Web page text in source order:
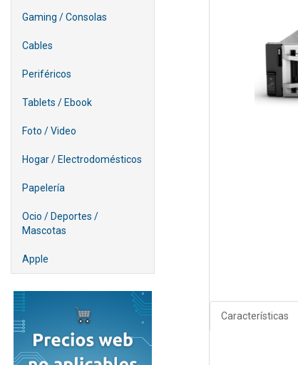
Gaming / Consolas
Cables
Periféricos
Tablets / Ebook
Foto / Video
Hogar / Electrodomésticos
Papelería
Ocio / Deportes /
Mascotas
Apple
Características